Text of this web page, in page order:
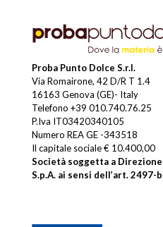
Proba Punto Dolce S.r.l.
Via Romairone, 42 D/R T 1.4
16163 Genova (GE)- Italy
Telefono +39 010.740.76.25
P.Iva IT03420340105
Numero REA GE -343518
Il capitale sociale € 10.400,00
Società soggetta a
S.p.A. ai sensi dell’art. 2497-